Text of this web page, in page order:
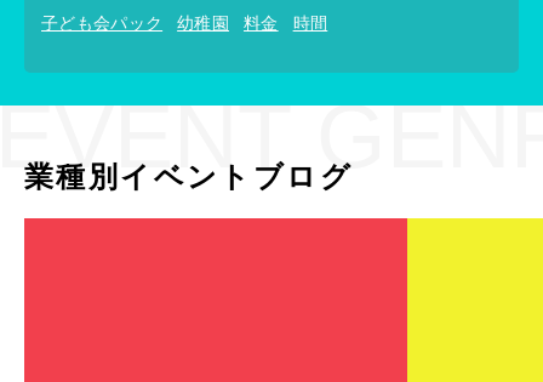
子ども会パック
幼稚園 料金 時間
業種別イベントブログ